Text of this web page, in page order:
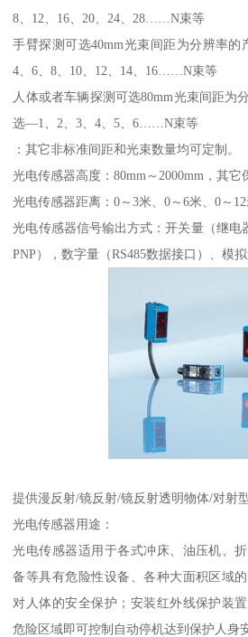
8、12、16、20、24、28……N束等
手臂探测可选40mm光束间距为分辨率的
4、6、8、10、12、14、16……N束等
人体或者车辆探测可选80mm光束间距为
选—1、2、3、4、5、6……N束等
：其它非标准间距和光束数量均可定制。
光电传感器高度：80mm～2000mm，其它
光电传感器距离：0～3米、0～6米、0～12
光电传感器信号输出方式：开关量（继电
PNP），数字量（RS485数据接口）、模
提供漫反射/镜反射/镜反射透明物体/对射
光电传感器用途：
光电传感器适用于各式冲床、油压机、
备等具有危险性设备、各种大面积区域
对人体的安全保护；安装红外线保护装
危险区域即可控制自动停机达到保护人身